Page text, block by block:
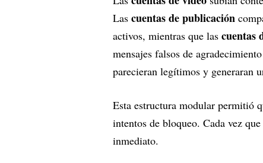
Las cuentas de publicación
activos, mientras que las cuentas
mensajes falsos de
parecieran legítimos y generaran
Esta estructura modular permitió
intentos de bloqueo. Cada vez
inmediato.